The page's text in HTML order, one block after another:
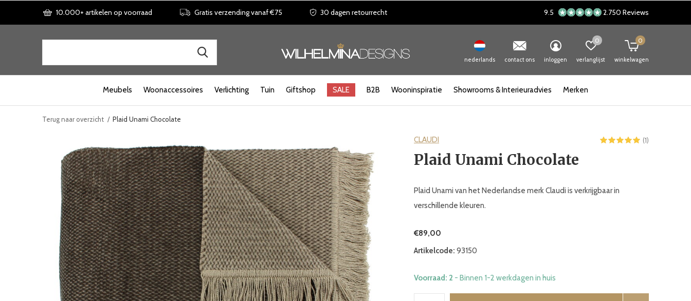
Meubels Woonaccessoires Verlichting Tuin Giftshop SALE B2B Wooninspiratie Showrooms & Interieuradvies Merken
nederlands contact ons inloggen verlanglijst
0
winkelwagen
0
10.000+ artikelen op voorraad Gratis verzending vanaf €75 30 dagen retourrecht 9.5 2.750 Reviews
Terug naar overzicht Plaid Unami Chocolate
CLAUDI (1)
Plaid Unami Chocolate
Plaid Unami van het Nederlandse merk Claudi is verkrijgbaar in
verschillende kleuren.
€89,00
Artikelcode: 93150
Voorraad: 2 - Binnen 1-2 werkdagen in huis